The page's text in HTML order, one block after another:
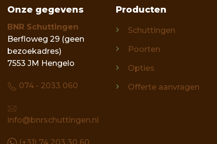
Onze gegevens
BNR Schuttingen
Berfloweg 29 (geen
bezoekadres)
7553 JM Hengelo
074 - 2033 060
info@bnrschuttingen.nl
Producten
Schuttingen
Poorten
Opties
Offerte aanvragen